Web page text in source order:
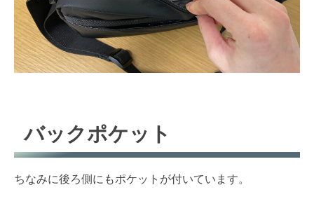
バックポケット
ちなみに後ろ側にもポケットが付いています。